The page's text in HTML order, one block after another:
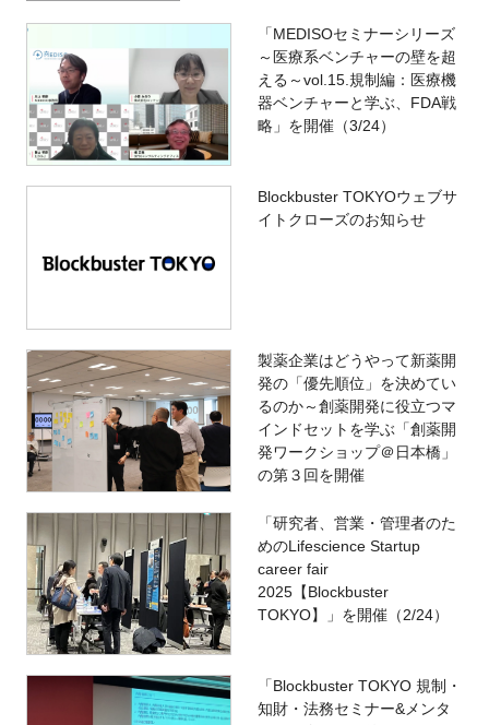
「MEDISOセミナーシリーズ
～医療系ベンチャーの壁を超
える～vol.15.規制編：医療機
器ベンチャーと学ぶ、FDA戦
略」を開催（3/24）
Blockbuster TOKYOウェブサ
イトクローズのお知らせ
製薬企業はどうやって新薬開
発の「優先順位」を決めてい
るのか～創薬開発に役立つマ
インドセットを学ぶ「創薬開
発ワークショップ＠日本橋」
の第３回を開催
「研究者、営業・管理者のた
めのLifescience Startup
career fair
2025【Blockbuster
TOKYO】」を開催（2/24）
「Blockbuster TOKYO 規制・
知財・法務セミナー&メンタ